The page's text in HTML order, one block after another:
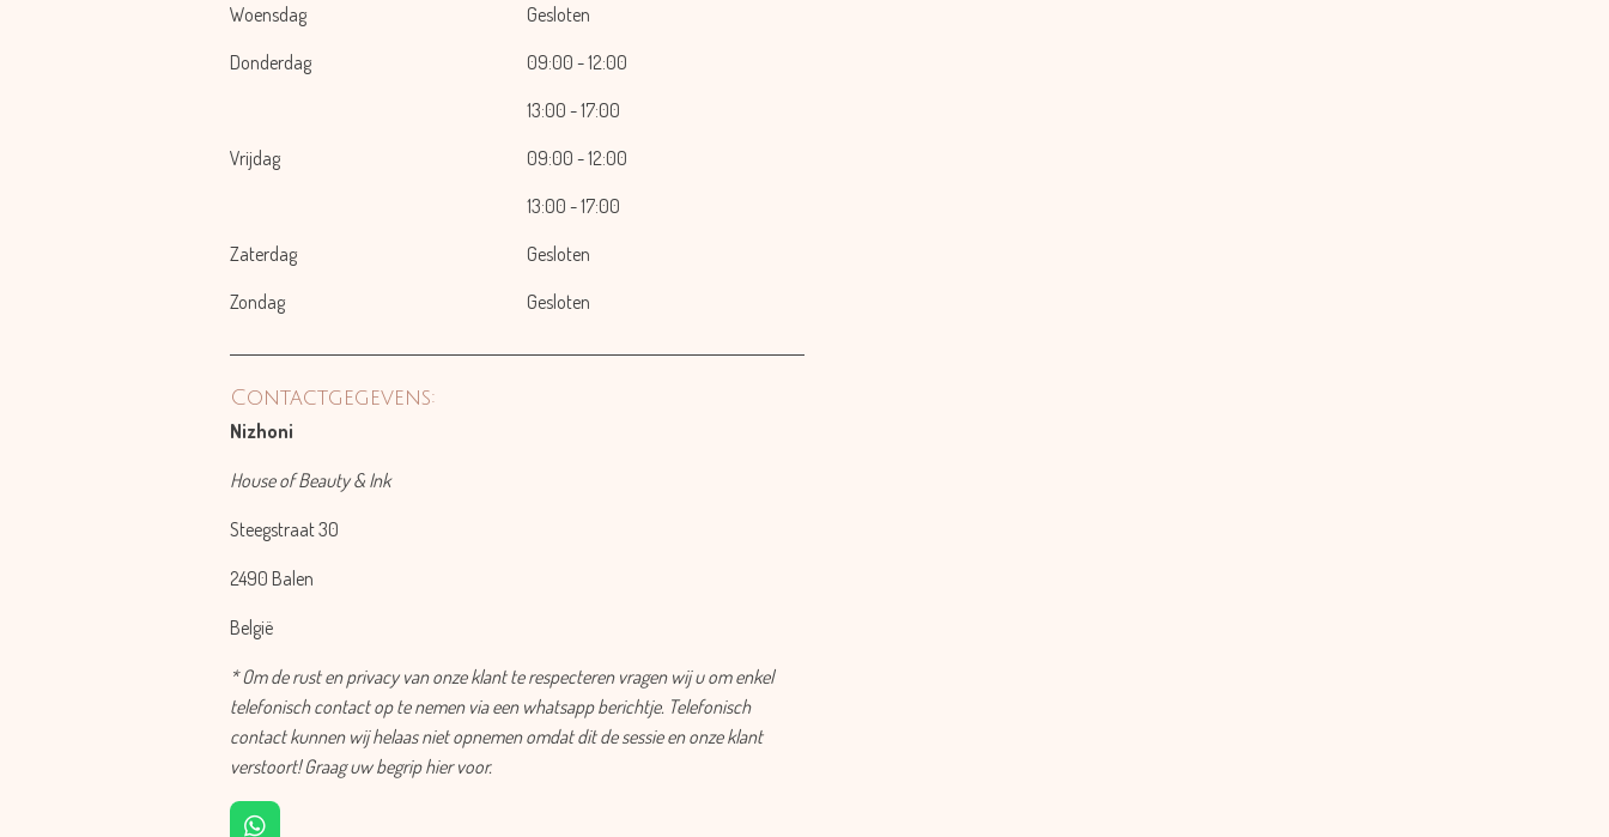
Woensdag
Gesloten
Donderdag
09:00 - 12:00
13:00 - 17:00
Vrijdag
09:00 - 12:00
13:00 - 17:00
Zaterdag
Gesloten
Zondag
Gesloten
Contactgegevens:
Nizhoni
House of Beauty & Ink
Steegstraat 30
2490 Balen
België
* Om de rust en privacy van onze klant te respecteren vragen wij u om enkel
telefonisch contact op te nemen via een whatsapp berichtje. Telefonisch
contact kunnen wij helaas niet opnemen omdat dit de sessie en onze klant
verstoort! Graag uw begrip hier voor.